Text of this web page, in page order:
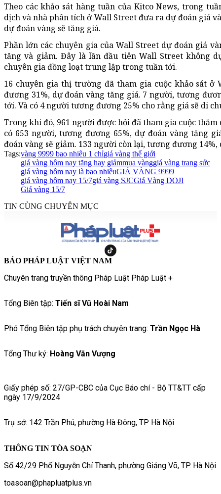
Theo các khảo sát hàng tuần của Kitco News, trong
dịch và nhà phân tích ở Wall Street đưa ra dự đoán giá
dự đoán vàng sẽ tăng giá.
Phần lớn các chuyên gia của Wall Street dự đoán giá
tăng và giảm. Đây là lần đầu tiên Wall Street không
chuyên gia đồng loạt trung lập trong tuần tới.
16 chuyên gia thị trường đã tham gia cuộc khảo sát ở
đương 31%, dự đoán vàng tăng giá. 7 người, tương
tới. Và có 4 người tương đương 25% cho rằng giá sẽ di
Trong khi đó, 961 người được hỏi đã tham gia cuộc
có 653 người, tương đương 65%, dự đoán vàng tăng
đoán vàng sẽ giảm. 133 người còn lại, tương đương
Tags:vàng 9999 bao nhiêu 1 chỉgiá vàng thế giới
giá vàng hôm nay tăng hay giảmmua vànggiá vàng trang sức
giá vàng hôm nay là bao nhiêuGIÁ VÀNG 9999
giá vàng hôm nay 15/7giá vàng SJCGiá Vàng DOJI
Giá vàng 15/7
TIN CÙNG CHUYÊN MỤC
BÁO PHÁP LUẬT VIỆT NAM
Chuyên trang truyền thông Pháp Luật Pháp Luật +
Tổng Biên tập: Tiến sĩ Vũ Hoài Nam
Phó Tổng Biên tập phụ trách chuyên trang: Trần Ngọc Hà
Tổng Thư ký: Hoàng Văn Vượng
Giấy phép số: 27/GP-CBC của Cục Báo chí - Bộ TT&TT cấp
ngày 17/9/2024
Trụ sở: 142 Trần Phú, phường Hà Đông, TP Hà Nội
THÔNG TIN TÒA SOẠN
Số 42/29 Phố Nguyễn Chí Thanh, phường Giảng Võ, TP. Hà Nội
toasoan@phapluatplus.vn